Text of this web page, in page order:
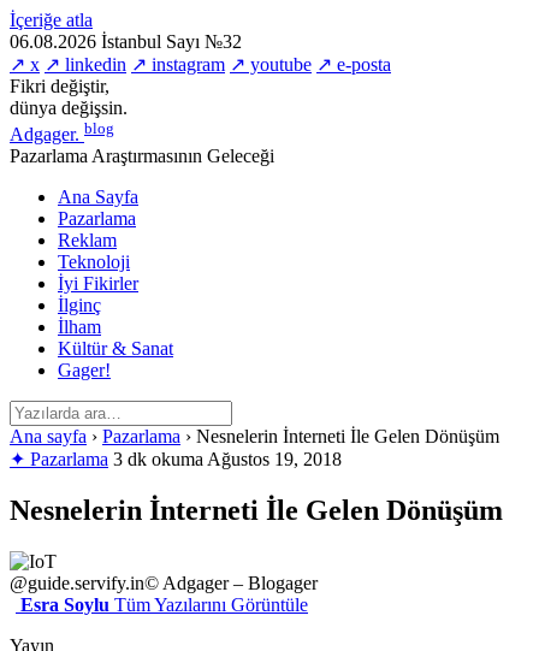
İçeriğe atla
06.08.2026 İstanbul Sayı №32
↗ x ↗ linkedin ↗ instagram ↗ youtube ↗ e-posta
Fikri değiştir,
dünya değişsin.
Adgager. blog
Pazarlama Araştırmasının Geleceği
Ana Sayfa
Pazarlama
Reklam
Teknoloji
İyi Fikirler
İlginç
İlham
Kültür & Sanat
Gager!
Ana sayfa › Pazarlama › Nesnelerin İnterneti İle Gelen Dönüşüm
✦ Pazarlama 3 dk okuma Ağustos 19, 2018
Nesnelerin İnterneti İle Gelen Dönüşüm
@guide.servify.in© Adgager – Blogager
Esra Soylu Tüm Yazılarını Görüntüle
Yayın